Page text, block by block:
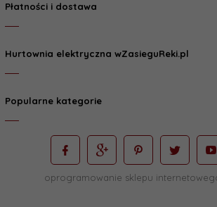
Płatności i dostawa
Hurtownia elektryczna wZasieguReki.pl
Popularne kategorie
oprogramowanie sklepu